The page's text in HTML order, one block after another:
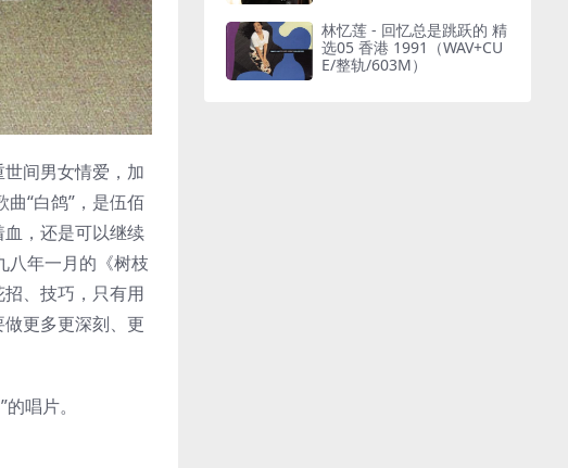
间男女情爱，加
“白鸽”，是伍佰
，还是可以继续
八年一月的《树枝
、技巧，只有用
更多更深刻、更
唱片。
林忆莲 - 回忆总是跳跃的 精
选05 香港 1991（WAV+CU
E/整轨/603M）